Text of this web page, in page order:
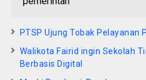
PTSP Ujung Tobak Pelayanan
Walikota Fairid ingin Sekolah
Berbasis Digital